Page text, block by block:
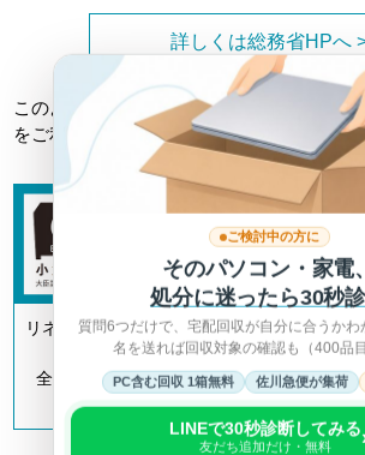
詳しくは総務省HPへ
このようなトラブルに巻き込まれない為に
をご利用ください。
リネットジャパンは「小型家電リサイクル
定事業者です。
全国700以上の自治体とも連携してリサイ
す。
ご検討中の方に
そのパソコン・家電、
処分に迷ったら30秒
質問6つだけで、宅配回収が自分に合うかわ
名を送れば回収対象の確認も（400品目
PC含む回収 1箱無料 佐川急便が集荷
LINEで30秒診断してみる
友だち追加だけ・無料